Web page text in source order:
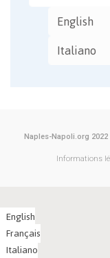
English
Italiano
Naples-Napoli.org 2022
Informations
English
Français
Italiano